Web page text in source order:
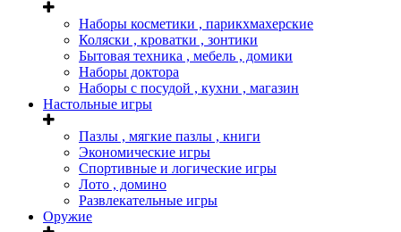
Наборы косметики , парикхмахерские
Коляски , кроватки , зонтики
Бытовая техника , мебель , домики
Наборы доктора
Наборы с посудой , кухни , магазин
Настольные игры
Пазлы , мягкие пазлы , книги
Экономические игры
Спортивные и логические игры
Лото , домино
Развлекательные игры
Оружие